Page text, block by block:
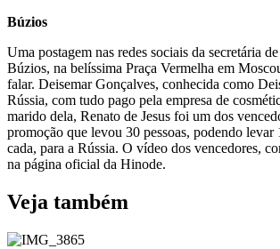
Búzios
Uma postagem nas redes sociais da secretária
Búzios, na belíssima Praça Vermelha em
falar. Deisemar Gonçalves, conhecida como
Rússia, com tudo pago pela empresa de
marido dela, Renato de Jesus foi um dos
promoção que levou 30 pessoas, podendo levar
cada, para a Rússia. O vídeo dos vencedores,
na página oficial da Hinode.
Veja também